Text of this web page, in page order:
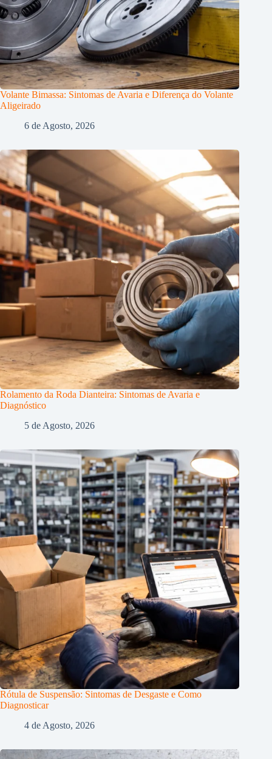
Volante Bimassa: Sintomas de Avaria e Diferença do Volante
Aligeirado
6 de Agosto, 2026
Rolamento da Roda Dianteira: Sintomas de Avaria e
Diagnóstico
5 de Agosto, 2026
Rótula de Suspensão: Sintomas de Desgaste e Como
Diagnosticar
4 de Agosto, 2026